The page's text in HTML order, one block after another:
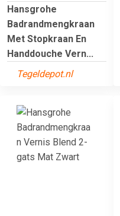
Hansgrohe
Badrandmengkraan
Met Stopkraan En
Handdouche Vern...
Tegeldepot.nl